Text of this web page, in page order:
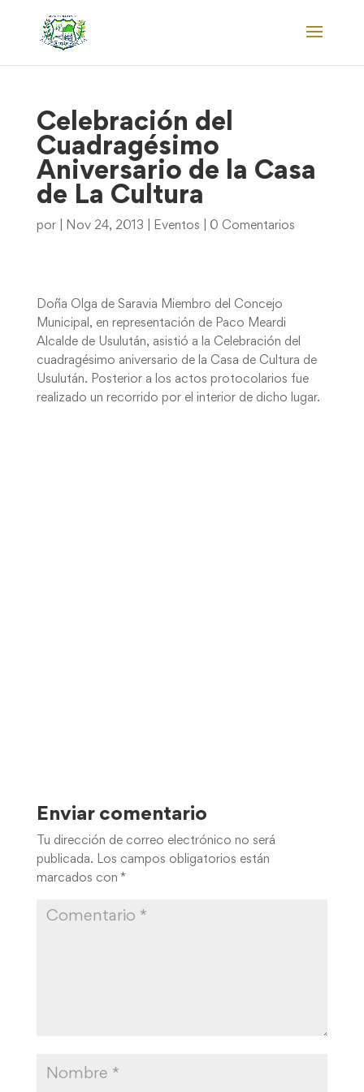
Celebración del
Cuadragésimo
Aniversario de la Casa
de La Cultura
por Nov 24, 2013 Eventos 0 Comentarios
Doña Olga de Saravia Miembro del Concejo
Municipal, en representación de Paco Meardi
Alcalde de Usulután, asistió a la Celebración del
cuadragésimo aniversario de la Casa de Cultura de
Usulután. Posterior a los actos protocolarios fue
realizado un recorrido por el interior de dicho lugar.
Enviar comentario
Tu dirección de correo electrónico no será
publicada. Los campos obligatorios están
marcados con *